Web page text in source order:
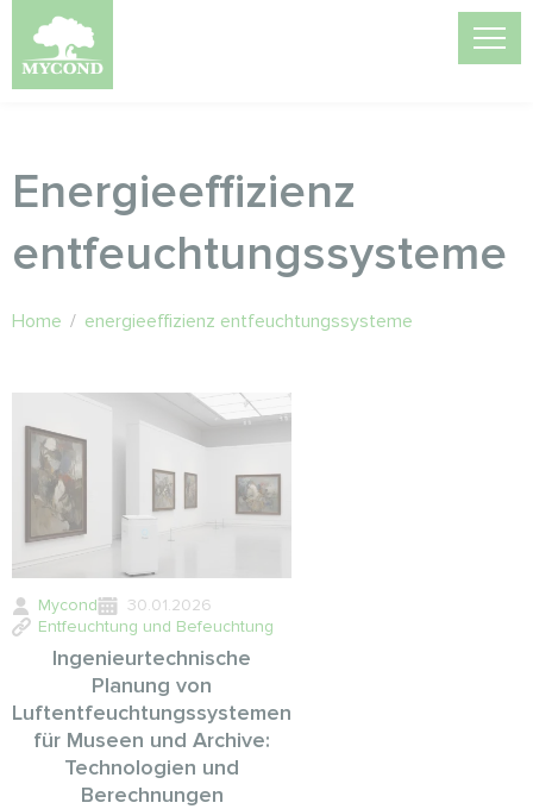
Energieeffizienz
entfeuchtungssysteme
Home / energieeffizienz entfeuchtungssysteme
Mycond
30.01.2026
Entfeuchtung und Befeuchtung
Ingenieurtechnische
Planung von
Luftentfeuchtungssystemen
für Museen und Archive:
Technologien und
Berechnungen